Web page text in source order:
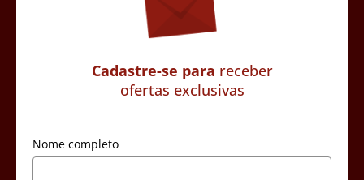
Cadastre-se para receber
ofertas exclusivas
Nome completo